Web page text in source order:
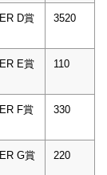
D賞
3520
E賞
110
F賞
330
G賞
220